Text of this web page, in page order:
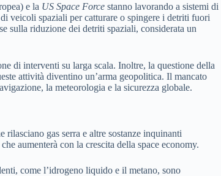
e la US Space Force stanno lavorando a sistemi di
veicoli spaziali per catturare o spingere i detriti fuori
sulla riduzione dei detriti spaziali, considerata un
di interventi su larga scala. Inoltre, la questione della
attività diventino un’arma geopolitica. Il mancato
la meteorologia e la sicurezza globale.
gas serra e altre sostanze inquinanti
aumenterà con la crescita della space economy.
come l’idrogeno liquido e il metano, sono